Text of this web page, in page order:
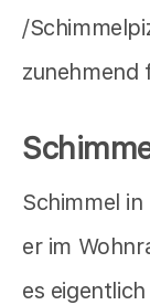
/
zunehmend
Schimmel
er im
es